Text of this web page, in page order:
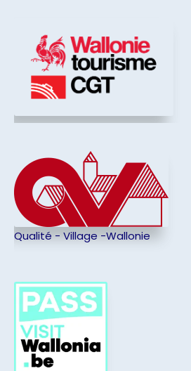
Qualité - Village -Wallonie